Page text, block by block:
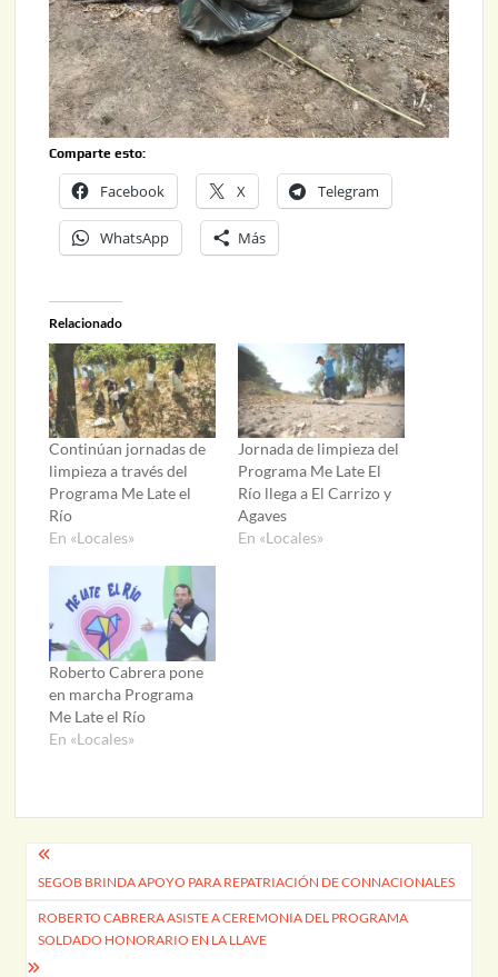
Comparte esto:
Facebook X Telegram
WhatsApp Más
Relacionado
Continúan jornadas de
limpieza a través del
Programa Me Late el
Río
En «Locales»
Jornada de limpieza del
Programa Me Late El
Río llega a El Carrizo y
Agaves
En «Locales»
Roberto Cabrera pone
en marcha Programa
Me Late el Río
En «Locales»
Navegación
de
entradas
SEGOB BRINDA APOYO PARA REPATRIACIÓN DE CONNACIONALES
ROBERTO CABRERA ASISTE A CEREMONIA DEL PROGRAMA
SOLDADO HONORARIO EN LA LLAVE